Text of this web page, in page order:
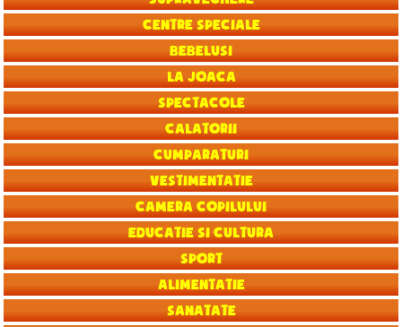
Centre speciale
Bebelusi
La joaca
Spectacole
Calatorii
Cumparaturi
Vestimentatie
Camera copilului
Educatie si Cultura
Sport
Alimentatie
Sanatate